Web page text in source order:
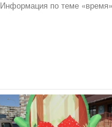
Информация по теме «время»